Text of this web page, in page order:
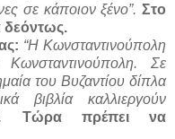
σε κάποιον ξένο”. Στο
δεόντως.
“Η Κωνσταντινούπολη
Σε
του Βυζαντίου δίπλα
βιβλία καλλιεργούν
Τώρα πρέπει να